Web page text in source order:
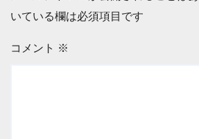
いている欄は必須項目です
コメント ※